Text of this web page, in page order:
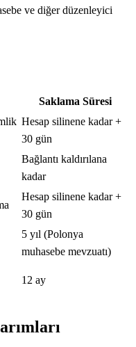
ve diğer düzenleyici
Saklama Süresi
Hesap silinene kadar +
30 gün
Bağlantı kaldırılana
kadar
Hesap silinene kadar +
30 gün
5 yıl (Polonya
muhasebe mevzuatı)
12 ay